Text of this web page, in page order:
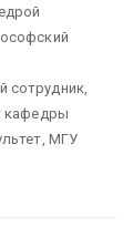
сотрудник,
кафедры
МГУ